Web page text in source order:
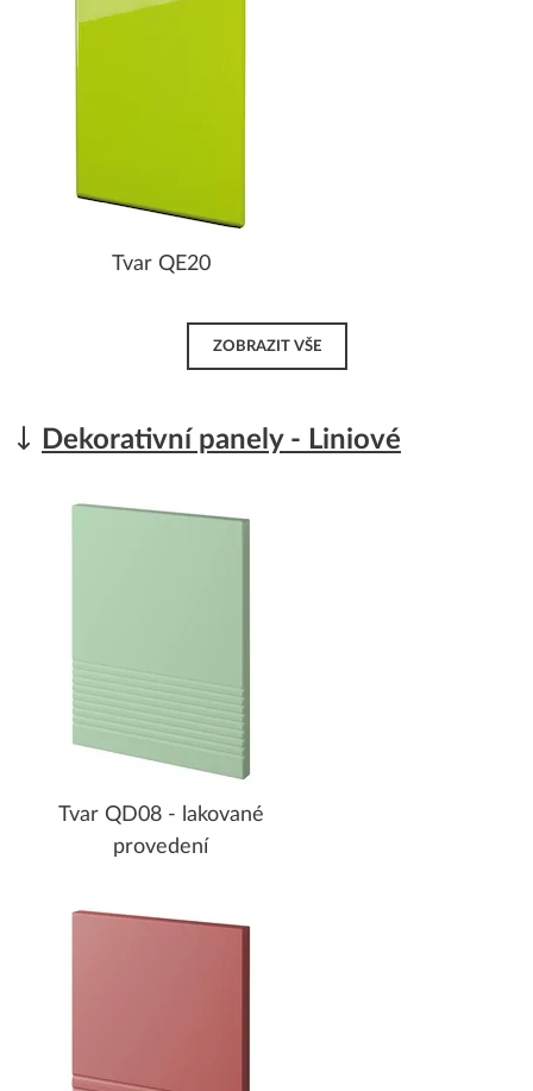
Tvar QE20
ZOBRAZIT VŠE
Dekorativní panely - Liniové
Tvar QD08 - lakované
provedení